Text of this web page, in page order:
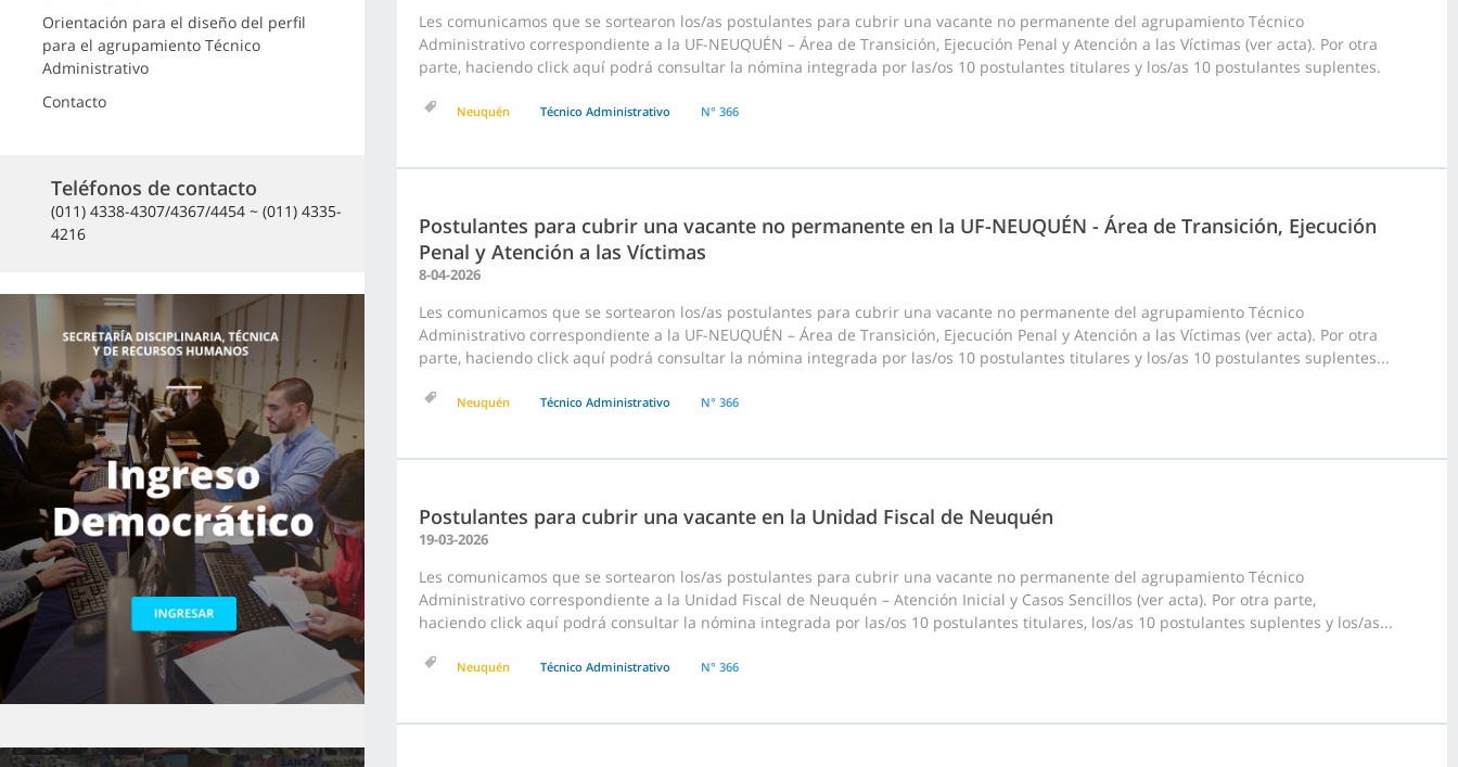
Orientación para el diseño del perfil
para el agrupamiento Técnico
Administrativo
Contacto
Teléfonos de contacto
(011) 4338-4307/4367/4454 ~ (011) 4335-
4216
Les comunicamos que se sortearon los/as postulantes para cubrir una vacante no permanente del agrupamiento Técnico
Administrativo correspondiente a la UF-NEUQUÉN – Área de Transición, Ejecución Penal y Atención a las Víctimas (ver acta). Por otra
parte, haciendo click aquí podrá consultar la nómina integrada por las/os 10 postulantes titulares y los/as 10 postulantes suplentes.
Neuquén Técnico Administrativo N° 366
Postulantes para cubrir una vacante no permanente en la UF-NEUQUÉN - Área de Transición, Ejecución
Penal y Atención a las Víctimas
8-04-2026
Les comunicamos que se sortearon los/as postulantes para cubrir una vacante no permanente del agrupamiento Técnico
Administrativo correspondiente a la UF-NEUQUÉN – Área de Transición, Ejecución Penal y Atención a las Víctimas (ver acta). Por otra
parte, haciendo click aquí podrá consultar la nómina integrada por las/os 10 postulantes titulares y los/as 10 postulantes suplentes...
Neuquén Técnico Administrativo N° 366
Postulantes para cubrir una vacante en la Unidad Fiscal de Neuquén
19-03-2026
Les comunicamos que se sortearon los/as postulantes para cubrir una vacante no permanente del agrupamiento Técnico
Administrativo correspondiente a la Unidad Fiscal de Neuquén – Atención Inicial y Casos Sencillos (ver acta). Por otra parte,
haciendo click aquí podrá consultar la nómina integrada por las/os 10 postulantes titulares, los/as 10 postulantes suplentes y los/as...
Neuquén Técnico Administrativo N° 366